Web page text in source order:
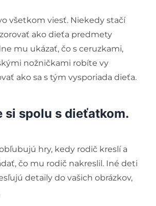
všetkom viesť. Niekedy stačí
ako dieťa predmety
mu ukázať, čo s ceruzkami,
nožničkami robíte vy
ako sa s tým vysporiada dieťa.
si spolu s dieťatkom.
hry, kedy rodič kreslí a
čo mu rodič nakreslil. Iné deti
detaily do vašich obrázkov,